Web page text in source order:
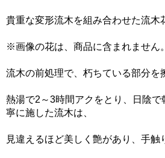
貴重な変形流木を組み合わせた流木
※画像の花は、商品に含まれません。
流木の前処理で、朽ちている部分を
熱湯で2～3時間アクをとり、日陰
寧に施した流木は、
見違えるほど美しく艶があり、手触